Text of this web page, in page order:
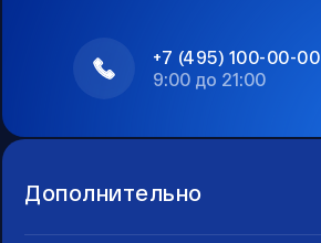
+7 (495) 100-00-00
9:00 до 21:00
Дополнительно